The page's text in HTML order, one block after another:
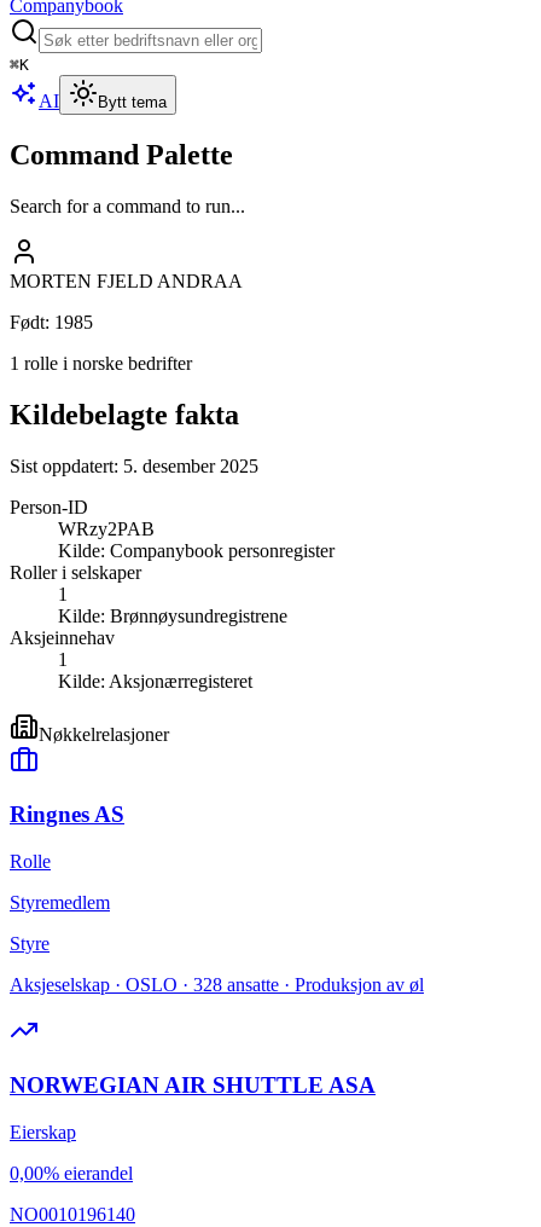
Companybook
⌘K
AI Bytt tema
Command Palette
Search for a command to run...
MORTEN FJELD ANDRAA
Født: 1985
1 rolle i norske bedrifter
Kildebelagte fakta
Sist oppdatert: 5. desember 2025
Person-ID
WRzy2PAB
Kilde: Companybook personregister
Roller i selskaper
1
Kilde: Brønnøysundregistrene
Aksjeinnehav
1
Kilde: Aksjonærregisteret
Nøkkelrelasjoner
Ringnes AS
Rolle
Styremedlem
Styre
Aksjeselskap · OSLO · 328 ansatte · Produksjon av øl
NORWEGIAN AIR SHUTTLE ASA
Eierskap
0,00% eierandel
NO0010196140